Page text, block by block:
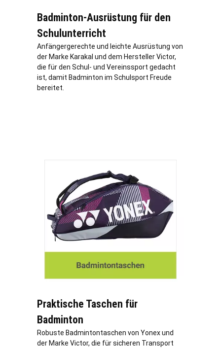
Badminton-Ausrüstung für den
Schulunterricht
Anfängergerechte und leichte Ausrüstung von
der Marke Karakal und dem Hersteller Victor,
die für den Schul- und Vereinssport gedacht
ist, damit Badminton im Schulsport Freude
bereitet.
Praktische Taschen für
Badminton
Robuste Badmintontaschen von Yonex und
der Marke Victor, die für sicheren Transport